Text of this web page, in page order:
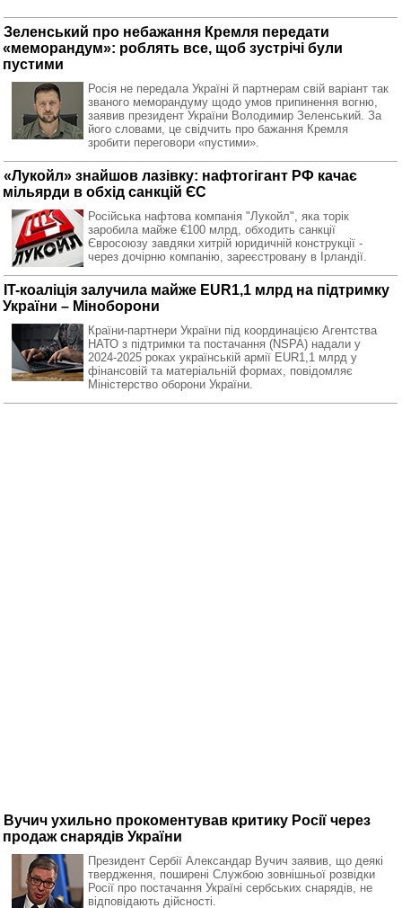
Зеленський про небажання Кремля передати
«меморандум»: роблять все, щоб зустрічі були
пустими
Росія не передала Україні й партнерам свій варіант так
званого меморандуму щодо умов припинення вогню,
заявив президент України Володимир Зеленський. За
його словами, це свідчить про бажання Кремля
зробити переговори «пустими».
«Лукойл» знайшов лазівку: нафтогігант РФ качає
мільярди в обхід санкцій ЄС
Російська нафтова компанія "Лукойл", яка торік
заробила майже €100 млрд, обходить санкції
Євросоюзу завдяки хитрій юридичній конструкції -
через дочірню компанію, зареєстровану в Ірландії.
IT-коаліція залучила майже EUR1,1 млрд на підтримку
України – Міноборони
Країни-партнери України під координацією Агентства
НАТО з підтримки та постачання (NSPA) надали у
2024-2025 роках українській армії EUR1,1 млрд у
фінансовій та матеріальній формах, повідомляє
Міністерство оборони України.
Вучич ухильно прокоментував критику Росії через
продаж снарядів України
Президент Сербії Александар Вучич заявив, що деякі
твердження, поширені Службою зовнішньої розвідки
Росії про постачання Україні сербських снарядів, не
відповідають дійсності.